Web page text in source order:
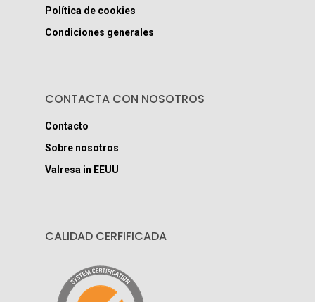
Política de cookies
Condiciones generales
CONTACTA CON NOSOTROS
Contacto
Sobre nosotros
Valresa in EEUU
CALIDAD CERFIFICADA